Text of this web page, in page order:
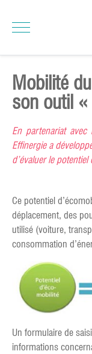
Mobilité
son outil
En partenariat avec
Effinergie a
d’évaluer le
Ce potentiel
déplacement, des
utilisé (voiture,
consommation
Un formulaire de
informations